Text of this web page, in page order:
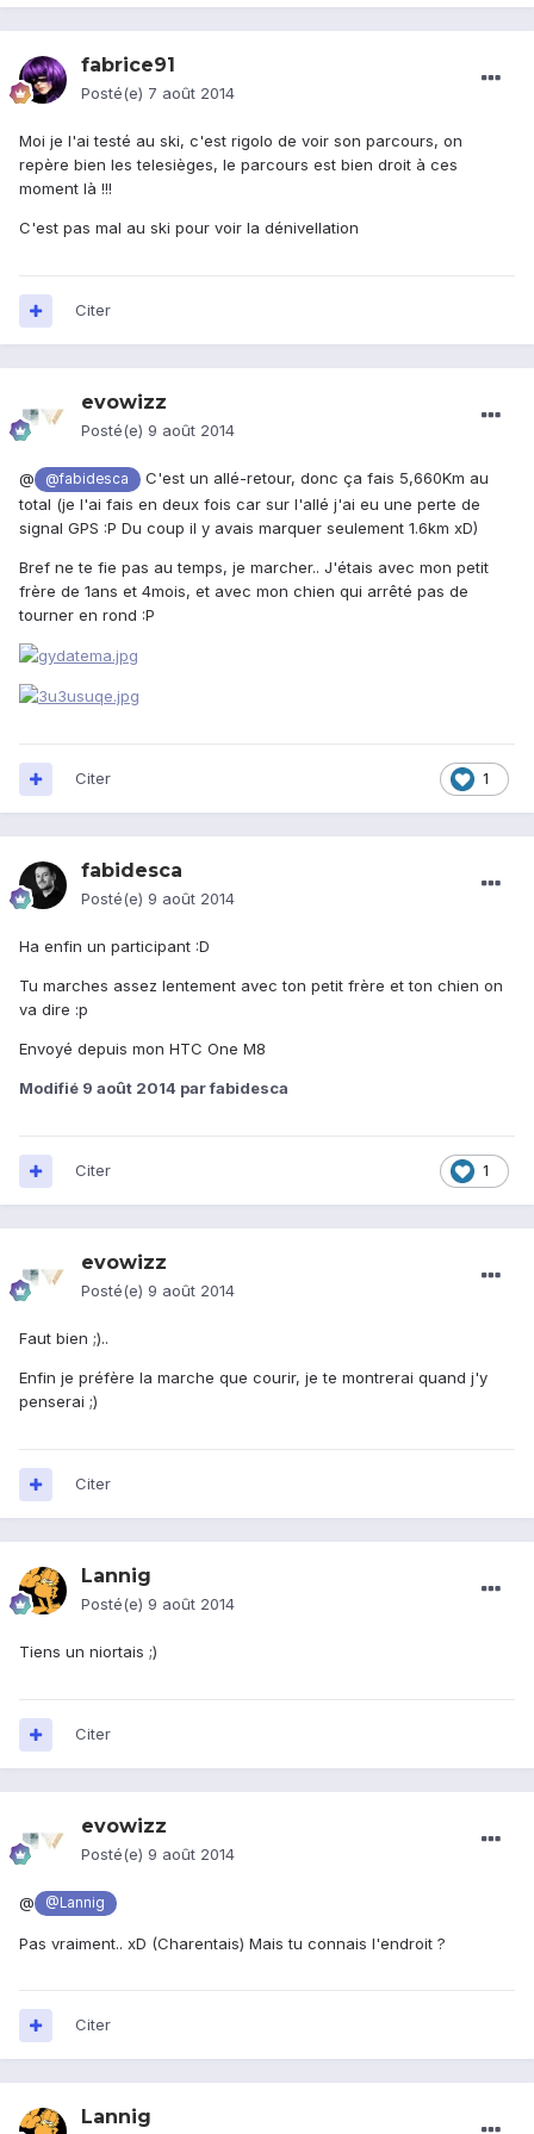
fabrice91
Posté(e) 7 août 2014
Moi je l'ai testé au ski, c'est rigolo de voir son parcours, on
repère bien les telesièges, le parcours est bien droit à ces
moment là !!!
C'est pas mal au ski pour voir la dénivellation
Citer
evowizz
Posté(e) 9 août 2014
@ @fabidesca
C'est un allé-retour, donc ça fais 5,660Km au
total (je l'ai fais en deux fois car sur l'allé j'ai eu une perte de
signal GPS :P Du coup il y avais marquer seulement 1.6km xD)
Bref ne te fie pas au temps, je marcher.. J'étais avec mon petit
frère de 1ans et 4mois, et avec mon chien qui arrêté pas de
tourner en rond :P
1
Citer
fabidesca
Posté(e) 9 août 2014
Ha enfin un participant :D
Tu marches assez lentement avec ton petit frère et ton chien on
va dire :p
Envoyé depuis mon HTC One M8
Modifié 9 août 2014 par fabidesca
1
Citer
evowizz
Posté(e) 9 août 2014
Faut bien ;)..
Enfin je préfère la marche que courir, je te montrerai quand j'y
penserai ;)
Citer
Lannig
Posté(e) 9 août 2014
Tiens un niortais ;)
Citer
evowizz
Posté(e) 9 août 2014
@ @Lannig
Pas vraiment.. xD (Charentais) Mais tu connais l'endroit ?
Citer
Lannig